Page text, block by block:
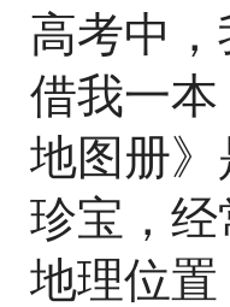
高考中
借我一
地图册
珍宝，
地理位